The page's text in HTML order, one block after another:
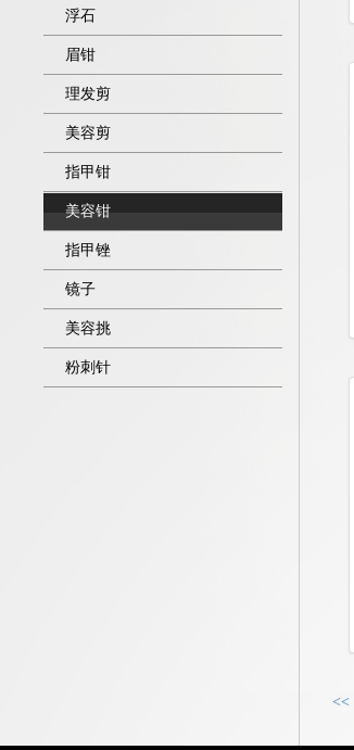
浮石
眉钳
理发剪
美容剪
指甲钳
美容钳
指甲锉
镜子
美容挑
粉刺针
<<